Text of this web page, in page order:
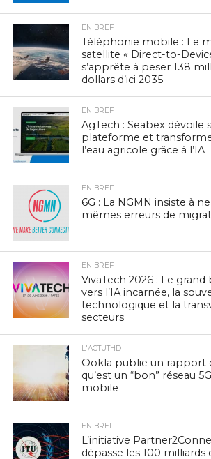
EN BREF
Téléphonie mobile : Le
satellite « Direct-to-
s’apprête à peser 138
dollars d’ici 2035
EN BREF
AgTech : Seabex dévoile
plateforme et
l’eau agricole grâce à l’IA
EN BREF
6G : La NGMN insiste à
mêmes erreurs de
EN BREF
VivaTech 2026 : Le
vers l’IA incarnée, la
technologique et la
secteurs
L'ACTUTHD
Ookla publie un rapport
qu’est un “bon” réseau
mobile
EN BREF
L’initiative
dépasse les 100 milliards